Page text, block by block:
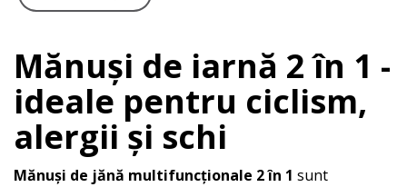
Mănuși de iarnă 2 în 1 -
ideale pentru ciclism,
alergii și schi
Mănuși de jănă multifuncționale 2 în 1 sunt